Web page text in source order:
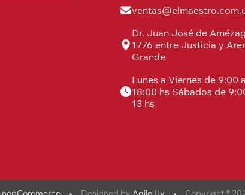
Dr. Juan José de
1776 entre Justicia y
Grande
Lunes a Viernes de 9:00 a
18:00 hs Sábados de
13 hs